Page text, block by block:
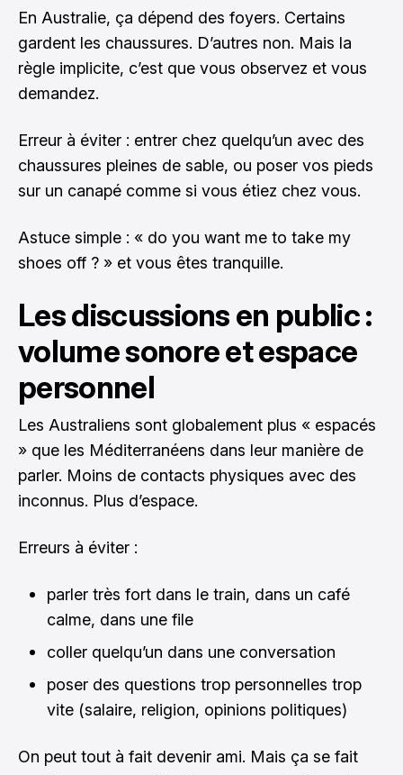
En Australie, ça dépend des foyers. Certains
gardent les chaussures. D’autres non. Mais la
règle implicite, c’est que vous observez et vous
demandez.
Erreur à éviter : entrer chez quelqu’un avec des
chaussures pleines de sable, ou poser vos pieds
sur un canapé comme si vous étiez chez vous.
Astuce simple : « do you want me to take my
shoes off ? » et vous êtes tranquille.
Les discussions en public :
volume sonore et espace
personnel
Les Australiens sont globalement plus « espacés
» que les Méditerranéens dans leur manière de
parler. Moins de contacts physiques avec des
inconnus. Plus d’espace.
Erreurs à éviter :
parler très fort dans le train, dans un café
calme, dans une file
coller quelqu’un dans une conversation
poser des questions trop personnelles trop
vite (salaire, religion, opinions politiques)
On peut tout à fait devenir ami. Mais ça se fait